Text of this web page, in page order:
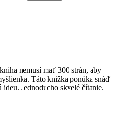
nemusí mať 300 strán, aby
Táto knižka ponúka snáď
Jednoducho skvelé čítanie.